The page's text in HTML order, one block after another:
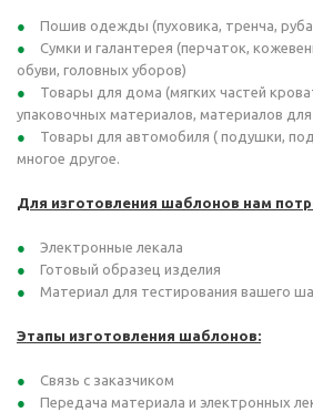
Пошив одежды (пуховика, тренча,
Сумки и галантерея (перчаток,
обуви, головных уборов)
Товары для дома (мягких частей
упаковочных материалов, материалов
Товары для автомобиля ( подушки,
многое другое.
Для изготовления шаблонов нам
Электронные лекала
Готовый образец изделия
Материал для тестирования вашего
Этапы изготовления шаблонов:
Связь с заказчиком
Передача материала и электронных